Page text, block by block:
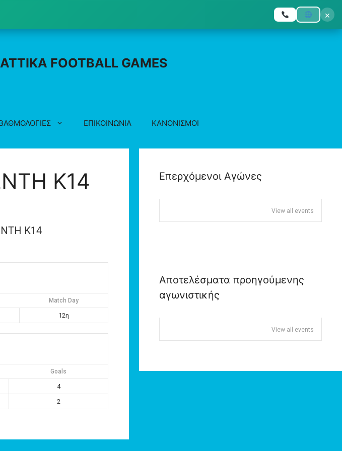
×
ATTIKA FOOTBALL GAMES
ΕΠΙΚΟΙΝΩΝΙΑ ΚΑΝΟΝΙΣΜΟΙ
K14
K14
Match Day
12η
Goals
4
2
Επερχόμενοι Αγώνες
View all events
Αποτελέσματα προηγούμενης
αγωνιστικής
View all events